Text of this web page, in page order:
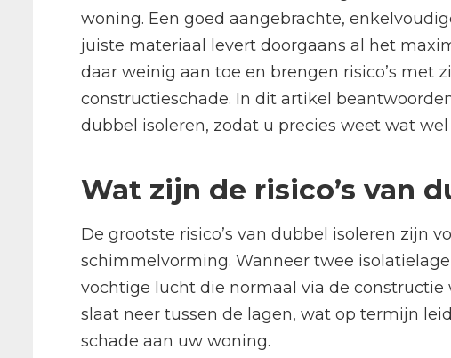
woning. Een goed aangebrachte,
juiste materiaal levert doorgaans al het
daar weinig aan toe en brengen risico’s met
constructieschade. In dit artikel
dubbel isoleren, zodat u precies weet wat
Wat zijn de risico’s van
De grootste risico’s van dubbel isoleren zijn
schimmelvorming. Wanneer twee
vochtige lucht die normaal via de
slaat neer tussen de lagen, wat op termijn
schade aan uw woning.